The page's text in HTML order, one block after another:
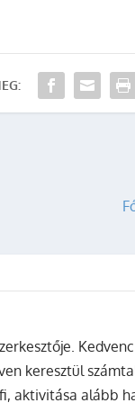
keresztül
aktivitása alább